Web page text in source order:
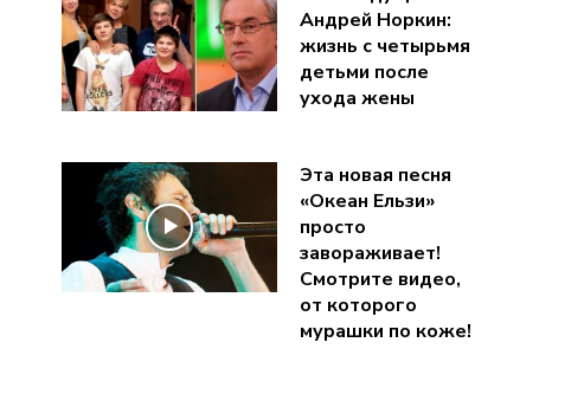
Андрей Норкин:
жизнь с четырьмя
детьми после
ухода жены
Эта новая песня
«Океан Ельзи»
просто
завораживает!
Смотрите видео,
от которого
мурашки по коже!